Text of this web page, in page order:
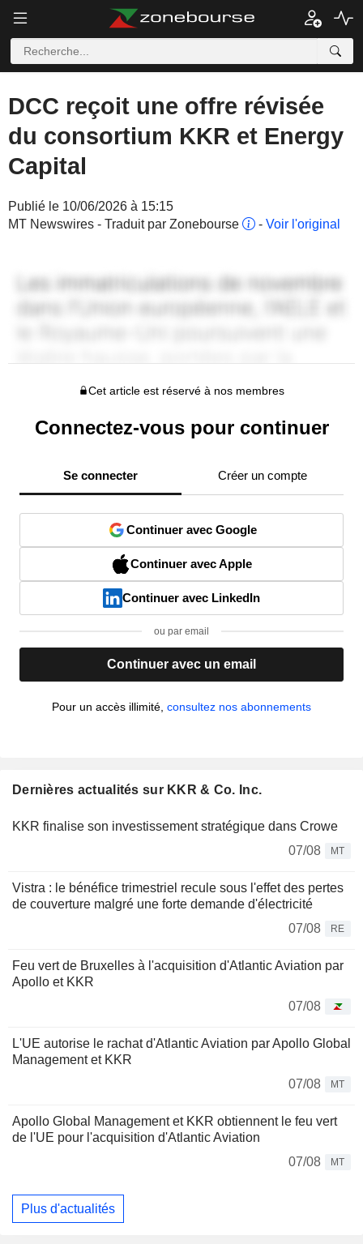
DCC reçoit une offre révisée
du consortium KKR et Energy
Capital
Publié le 10/06/2026 à 15:15
MT Newswires - Traduit par Zonebourse
- Voir l'original
Cet article est réservé à nos membres
Connectez-vous pour continuer
Se connecter Créer un compte
Continuer avec Google
Continuer avec Apple
Continuer avec LinkedIn
ou par email
Continuer avec un email
Pour un accès illimité, consultez nos abonnements
Dernières actualités sur KKR & Co. Inc.
KKR finalise son investissement stratégique dans Crowe
07/08
MT
Vistra : le bénéfice trimestriel recule sous l'effet des pertes
de couverture malgré une forte demande d'électricité
07/08
RE
Feu vert de Bruxelles à l'acquisition d'Atlantic Aviation par
Apollo et KKR
07/08
L'UE autorise le rachat d'Atlantic Aviation par Apollo Global
Management et KKR
07/08
MT
Apollo Global Management et KKR obtiennent le feu vert
de l'UE pour l'acquisition d'Atlantic Aviation
07/08
MT
Plus d'actualités